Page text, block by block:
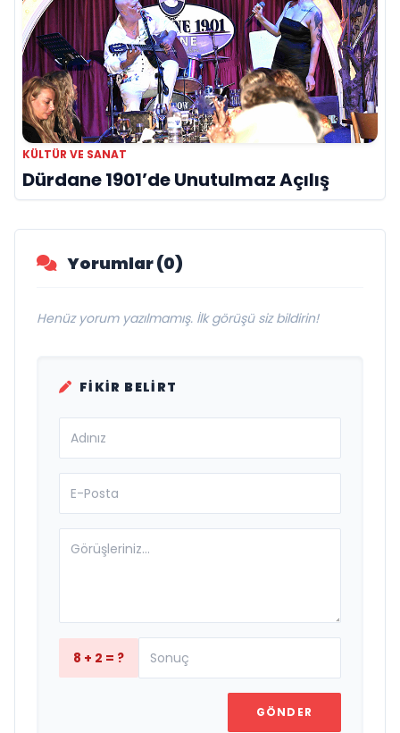
KÜLTÜR VE SANAT
Dürdane 1901’de Unutulmaz Açılış
Yorumlar (0)
Henüz yorum yazılmamış. İlk görüşü siz bildirin!
FIKIR BELIRT
8 + 2 = ?
GÖNDER